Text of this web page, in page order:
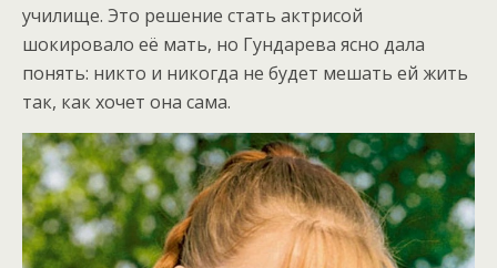
училище. Это решение стать актрисой
шокировало её мать, но Гундарева ясно дала
понять: никто и никогда не будет мешать ей жить
так, как хочет она сама.